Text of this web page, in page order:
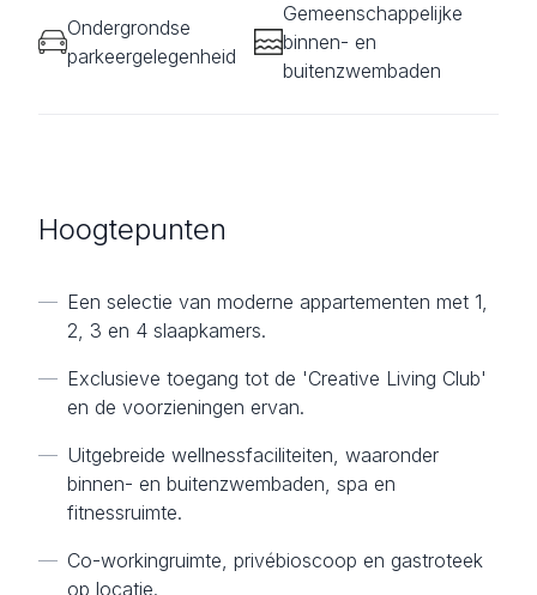
Ondergrondse
parkeergelegenheid
Gemeenschappelijke
binnen- en
buitenzwembaden
Hoogtepunten
— Een selectie van moderne appartementen met 1,
2, 3 en 4 slaapkamers.
— Exclusieve toegang tot de 'Creative Living Club'
en de voorzieningen ervan.
— Uitgebreide wellnessfaciliteiten, waaronder
binnen- en buitenzwembaden, spa en
fitnessruimte.
— Co-workingruimte, privébioscoop en gastroteek
op locatie.